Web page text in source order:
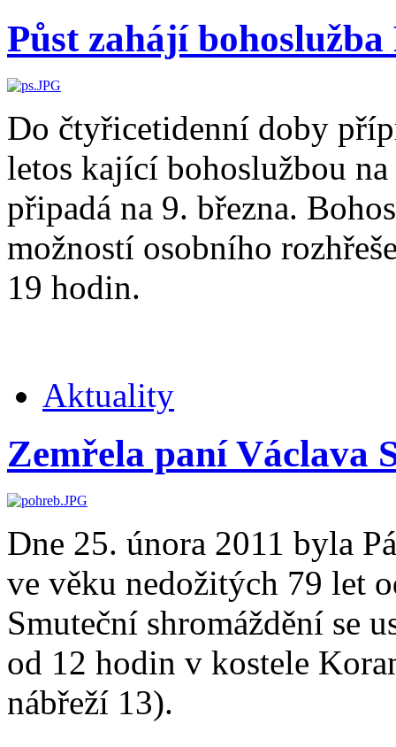
Půst zahájí
Do čtyřicetidenní doby
letos kající bohoslužbou
připadá na 9. března.
možností osobního
19 hodin.
Aktuality
Zemřela paní Václava
Dne 25. února 2011 byla
ve věku nedožitých 79 let
Smuteční shromáždění se
od 12 hodin v kostele
nábřeží 13).